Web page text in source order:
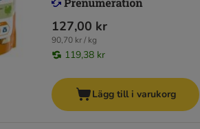
127,00 kr
90,70 kr / kg
119,38 kr
Lägg till i varukorg